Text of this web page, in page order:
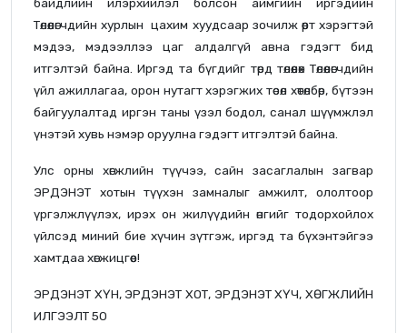
Төлөөлөгчдийн хурлын цахим хуудсаар зочилж өөрт хэрэгтэй
мэдээ, мэдээллээ цаг алдалгүй авна гэдэгт бид
итгэлтэй байна. Иргэд та бүгдийг төрд төлөөлөх Төлөөлөгчдийн
үйл ажиллагаа, орон нутагт хэрэгжих төсөл хөтөлбөр, бүтээн
байгуулалтад иргэн таны үзэл бодол, санал шүүмжлэл
үнэтэй хувь нэмэр оруулна гэдэгт итгэлтэй байна.
Улс орны хөгжлийн түүчээ, сайн засаглалын загвар
ЭРДЭНЭТ хотын түүхэн замналыг амжилт, ололтоор
үргэлжлүүлэх, ирэх он жилүүдийн өнгийг тодорхойлох
үйлсэд миний бие хүчин зүтгэж, иргэд та бүхэнтэйгээ
хамтдаа хөгжицгөөе!
ЭРДЭНЭТ ХҮН, ЭРДЭНЭТ ХОТ, ЭРДЭНЭТ ХҮЧ, ХӨГЖЛИЙН
ИЛГЭЭЛТ 50